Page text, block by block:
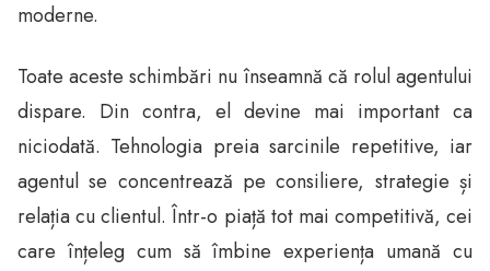
moderne.
Toate aceste schimbări nu înseamnă că rolul agentului
dispare. Din contra, el devine mai important ca
niciodată. Tehnologia preia sarcinile repetitive, iar
agentul se concentrează pe consiliere, strategie și
relația cu clientul. Într-o piață tot mai competitivă, cei
care înțeleg cum să îmbine experiența umană cu